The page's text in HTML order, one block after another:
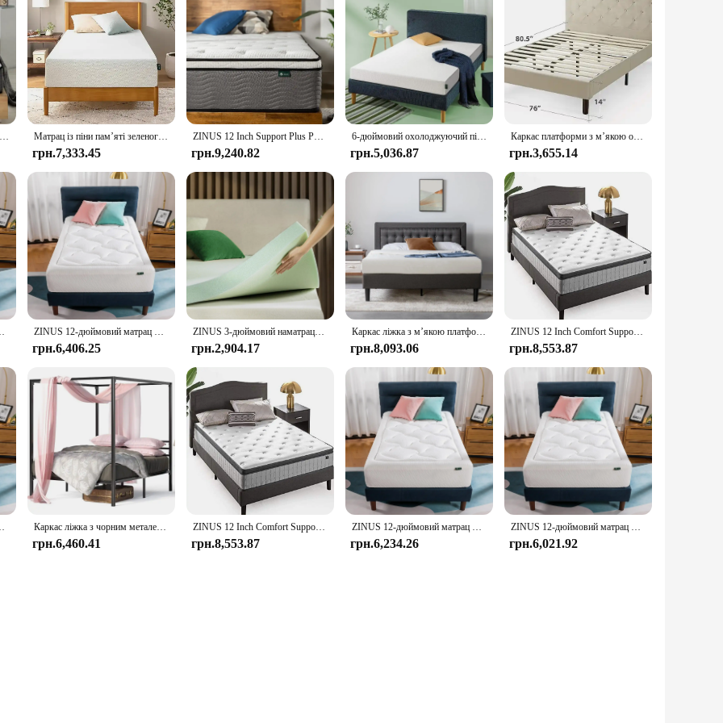
quality, designed to provide a restful night's sleep for individuals seeking a balance between support and softness. Crafted with high-
curves, offering a personalized sleeping experience that caters to both back and side sleepers. The plush velvet cover adds an extra
and stylish over time.
Whether you're a restless sleeper or a light snorer, the Zinus Memory Foam Mattress's motion-isolating properties ensure that your
regulating properties keep you cool in the summer and warm in the winter, ensuring that you sleep soundly throughout the
and king, you can find the perfect fit for your bedroom setup.
also about convenience. The removable, washable cover makes it easy to maintain, ensuring that your mattress stays fresh and
that resist wear and tear over time. Its wholesale availability makes it an ideal choice for vendors and suppliers looking to offer a
you're looking to purchase for personal use or as part of a larger set, the Zinus Memory Foam Mattress is a smart investment in
10-дюймовий гібридний матрац True Support Zinus [нова версія], без скловолокна, відчуття мухти, ізоляція руху, сертифікована безпечна піна та тканина Матрац із піни пам’яті зеленого чаю ZINUS [нова версія], Queen, без скловолокна, відчуття середньої жорсткості, зоновий тиск, Cer
грн.7,333.45
ZINUS 12 Inch Support Plus Pocket Spring Hybrid Mattress, Extra Firm Feel, Heavier Coils for Durable Support
грн.9,240.82
6-дюймовий охолоджуючий пінопластовий матрац ZINUS, у ліжку в коробці, сертифіковане CertiPUR-US, Queen, білий
грн.5,036.87
Каркас платформи з м’якою оббивкою ZINUS Shalini / Основа для матраца / Опора для дерев’яних ламелей / Пружина коробки не потрібна / Легка збірка, Темний
грн.3,655.14
у коробці, сертифікат CertiPUR-US, W ZINUS 12-дюймовий матрац Cloud Memory Foam, Twin, без скловолокна, скидання тиску, матрац у коробці, сертифікат CertiPUR-US, W
грн.6,406.25
ZINUS 3-дюймовий наматрацник із піни з ефектом пам’яті зеленого чаю, менший, зручний, WonderBox, повний/Twin/Full/Queen/King за бажанням
грн.2,904.17
Каркас ліжка з м’якою платформою Zinus Dachelle, опора з дерев’яних ламелей, пружина не потрібна, екологічно чиста упаковка WonderBox (TM)
грн.8,093.06
ZINUS 12 Inch Comfort Support Cooling Gel Hybrid Mattress, Queen, Euro Top Innerspring Mattress, Motion Isolating Pocket Springs
грн.8,553.87
у коробці, сертифікат CertiPUR-US, W Каркас ліжка з чорним металевим балдахіном ZINUS Patricia, сталева опора для основи матраца, пружина коробки не потрібна, легка збірка
грн.6,460.41
ZINUS 12 Inch Comfort Support Cooling Gel Hybrid Mattress, Queen, Euro Top Innerspring Mattress, Motion Isolating Pocket Springs
грн.8,553.87
ZINUS 12-дюймовий матрац Cloud Memory Foam, Twin, без скловолокна, скидання тиску, матрац у коробці, сертифікат CertiPUR-US, W
грн.6,234.26
ZINUS 12-дюймовий матрац Cloud Memory Foam, Twin, без скловолокна, скидання тиску, матрац у коробці, сертифікат CertiPUR-US, W
грн.6,021.92